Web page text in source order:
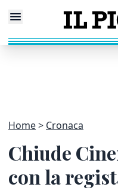
Home Cronaca
Chiude
con la